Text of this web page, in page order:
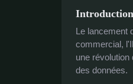
Le lancement
commercial,
une révolution
des données.